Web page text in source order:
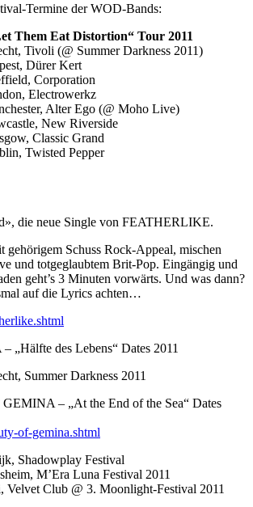
Termine der WOD-Bands:
Them Eat Distortion“ Tour 2011
Tivoli (@ Summer Darkness 2011)
Dürer Kert
Corporation
Electrowerkz
Alter Ego (@ Moho Live)
New Riverside
Classic Grand
Twisted Pepper
die neue Single von FEATHERLIKE.
gehörigem Schuss Rock-Appeal, mischen
und totgeglaubtem Brit-Pop. Eingängig und
geht’s 3 Minuten vorwärts. Und was dann?
auf die Lyrics achten…
„Hälfte des Lebens“ Dates 2011
Summer Darkness 2011
– „At the End of the Sea“ Dates
of-gemina.shtml
Shadowplay Festival
M’Era Luna Festival 2011
Velvet Club @ 3. Moonlight-Festival 2011